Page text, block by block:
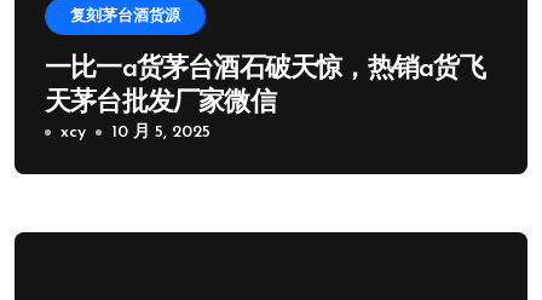
复刻茅台酒货源
一比一a货茅台酒石破天惊，热销a货飞
天茅台批发厂家微信
xcy 10 月 5, 2025